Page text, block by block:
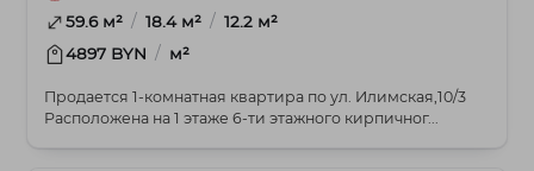
59.6 м² / 18.4 м² / 12.2 м²
4897 BYN / м²
Продается 1-комнатная квартира по ул. Илимская,10/3
Расположена на 1 этаже 6-ти этажного кирпичног...